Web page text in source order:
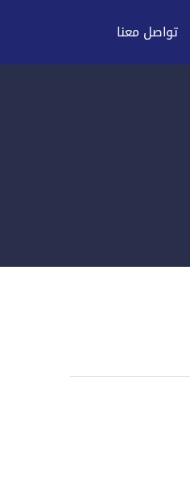
تواصل معنا